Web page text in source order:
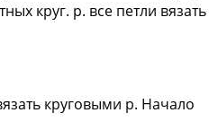
круг. р. все петли вязать
круговыми р. Начало